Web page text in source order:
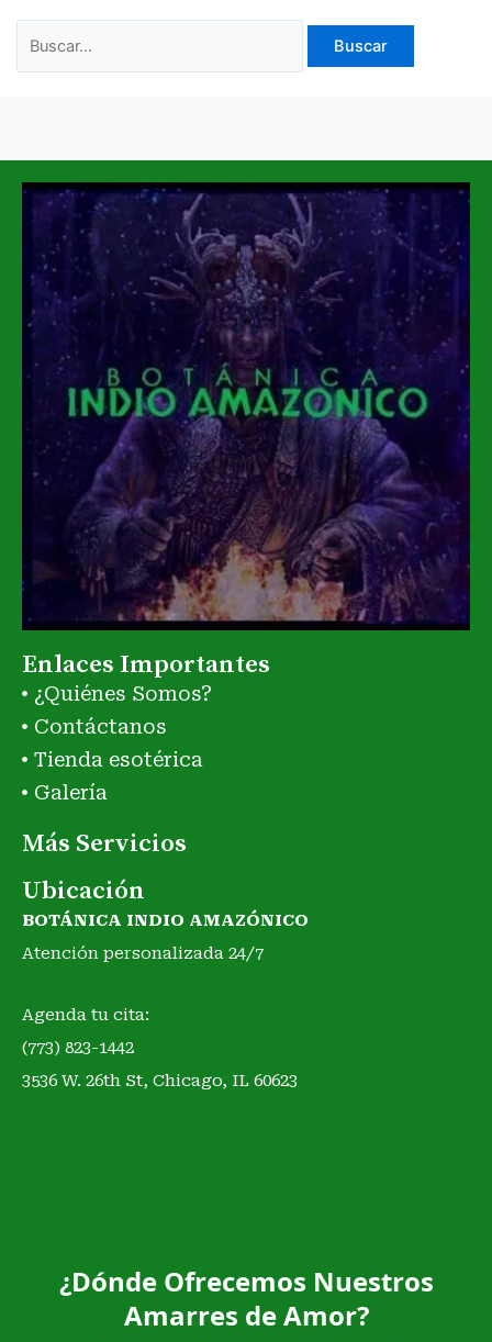
Enlaces Importantes
¿Quiénes Somos?
Contáctanos
Tienda esotérica
Galería
Más Servicios
Ubicación
BOTÁNICA INDIO AMAZÓNICO
Atención personalizada 24/7
Agenda tu cita:
(773) 823-1442
3536 W. 26th St, Chicago, IL 60623
¿Dónde Ofrecemos Nuestros
Amarres de Amor?